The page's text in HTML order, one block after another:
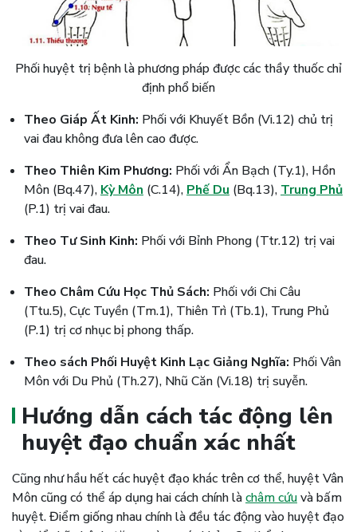
Phối huyệt trị bệnh là phương pháp được các thầy thuốc chỉ
định phổ biến
Theo Giáp Ất Kinh: Phối với Khuyết Bồn (Vi.12) chủ trị
vai đau không đưa lên cao được.
Theo Thiên Kim Phương: Phối với Ẩn Bạch (Ty.1), Hồn
Môn (Bq.47), Kỳ Môn (C.14), Phế Du (Bq.13), Trung Phủ
(P.1) trị vai đau.
Theo Tư Sinh Kinh: Phối với Bỉnh Phong (Ttr.12) trị vai
đau.
Theo Châm Cứu Học Thủ Sách: Phối với Chi Câu
(Ttu.5), Cực Tuyền (Tm.1), Thiên Trì (Tb.1), Trung Phủ
(P.1) trị cơ nhục bị phong thấp.
Theo sách Phối Huyệt Kinh Lạc Giảng Nghĩa: Phối Vân
Môn với Du Phủ (Th.27), Nhũ Căn (Vi.18) trị suyễn.
Hướng dẫn cách tác động lên
huyệt đạo chuẩn xác nhất
Cũng như hầu hết các huyệt đạo khác trên cơ thể, huyệt Vân
Môn cũng có thể áp dụng hai cách chính làchâm cứuvà bấm
huyệt. Điểm giống nhau chính là đều tác động vào huyệt đạo